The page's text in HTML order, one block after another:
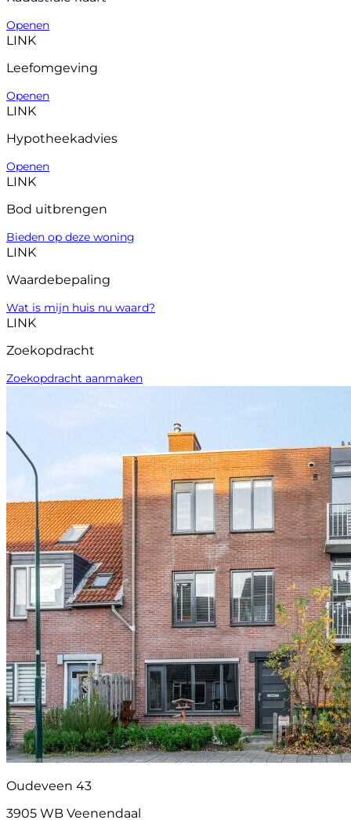
Openen
LINK
Leefomgeving
Openen
LINK
Hypotheekadvies
Openen
LINK
Bod uitbrengen
Bieden op deze woning
LINK
Waardebepaling
Wat is mijn huis nu waard?
LINK
Zoekopdracht
Zoekopdracht aanmaken
Oudeveen 43
3905 WB Veenendaal